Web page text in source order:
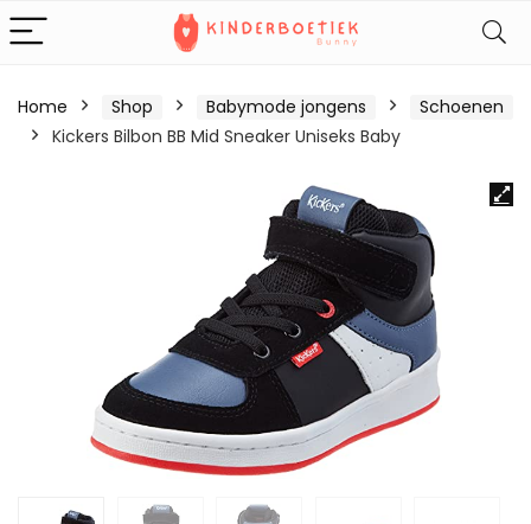
Home Shop Babymode jongens
Schoenen
Kickers Bilbon BB Mid Sneaker Uniseks Baby